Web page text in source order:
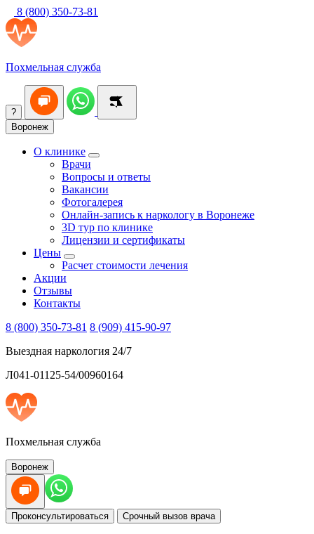
8 (800) 350-73-81
Похмельная служба
?
Воронеж
О клинике
Врачи
Вопросы и ответы
Вакансии
Фотогалерея
Онлайн-запись к наркологу в Воронеже
3D тур по клинике
Лицензии и сертификаты
Цены
Расчет стоимости лечения
Акции
Отзывы
Контакты
8 (800) 350-73-81 8 (909) 415-90-97
Выездная наркология 24/7
Л041-01125-54/00960164
Похмельная служба
Воронеж
Проконсультироваться Срочный вызов врача